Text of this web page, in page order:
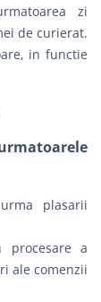
zi
de curierat.
in functie
plasarii
procesare a
ale comenzii